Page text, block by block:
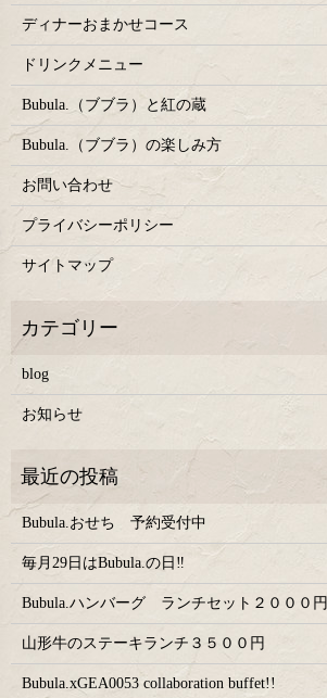
ディナーおまかせコース
ドリンクメニュー
Bubula.（ブブラ）と紅の蔵
Bubula.（ブブラ）の楽しみ方
お問い合わせ
プライバシーポリシー
サイトマップ
blog
お知らせ
Bubula.おせち 予約受付中
毎月29日はBubula.の日‼
Bubula.ハンバーグ ランチセット２０００円
山形牛のステーキランチ３５００円
Bubula.xGEA0053 collaboration buffet!!